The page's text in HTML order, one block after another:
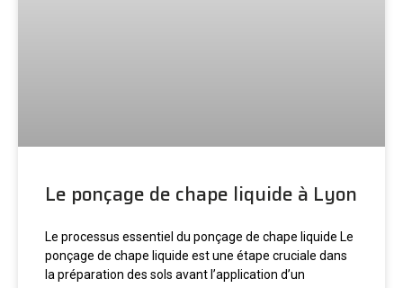
Le ponçage de chape liquide à Lyon
Le processus essentiel du ponçage de chape liquide Le
ponçage de chape liquide est une étape cruciale dans
la préparation des sols avant l’application d’un